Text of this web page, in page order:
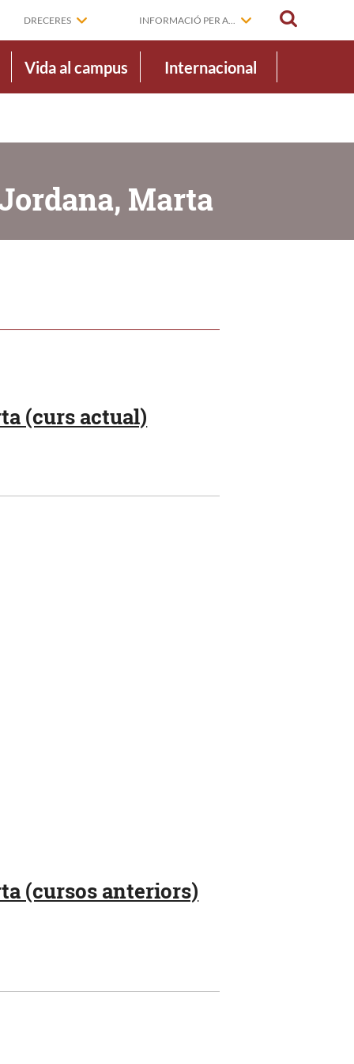
DRECERES INFORMACIÓ PER A...
Vida al campus Internacional
Marta
(curs actual)
(cursos anteriors)